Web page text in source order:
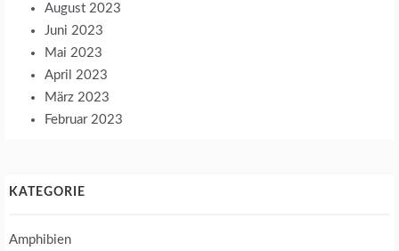
August 2023
Juni 2023
Mai 2023
April 2023
März 2023
Februar 2023
KATEGORIE
Amphibien